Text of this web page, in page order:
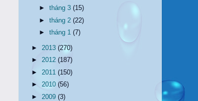
►tháng 3(15)
►tháng 2(22)
►tháng 1(7)
► 2013 (270)
► 2012 (187)
► 2011 (150)
► 2010 (56)
► 2009 (3)